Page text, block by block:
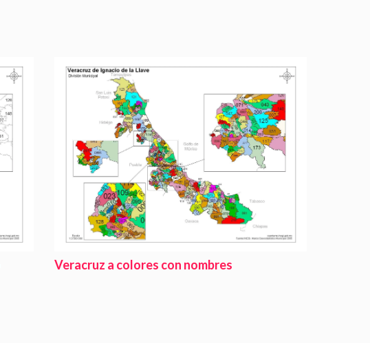
Veracruz a colores con nombres